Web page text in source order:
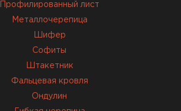
Профилированный лист
Металлочерепица
Шифер
Софиты
Штакетник
Фальцевая кровля
Ондулин
Доборные элементы для кровли